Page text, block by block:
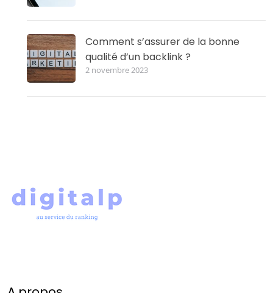
Comment s’assurer de la bonne
qualité d’un backlink ?
2 novembre 2023